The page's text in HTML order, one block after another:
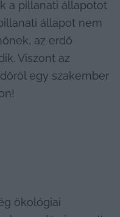
a pillanati állapotot
állapot nem
az erdő
Viszont az
egy szakember
ökológiai